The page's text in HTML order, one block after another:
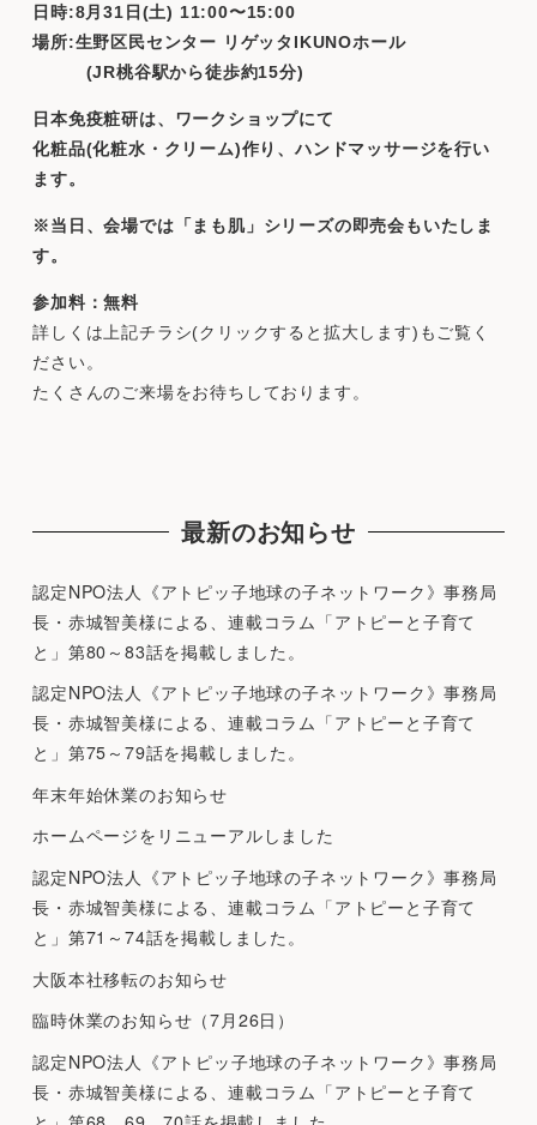
日時:8月31日(土) 11:00〜15:00
場所:生野区民センター リゲッタIKUNOホール
(JR桃谷駅から徒歩約15分)
日本免疫粧研は、ワークショップにて
化粧品(化粧水・クリーム)作り、ハンドマッサージを行い
ます。
※当日、会場では「まも肌」シリーズの即売会もいたしま
す。
参加料：無料
詳しくは上記チラシ(クリックすると拡大します)もご覧く
ださい。
たくさんのご来場をお待ちしております。
最新のお知らせ
認定NPO法人《アトピッ子地球の子ネットワーク》事務局
長・赤城智美様による、連載コラム「アトピーと子育て
と」第80～83話を掲載しました。
認定NPO法人《アトピッ子地球の子ネットワーク》事務局
長・赤城智美様による、連載コラム「アトピーと子育て
と」第75～79話を掲載しました。
年末年始休業のお知らせ
ホームページをリニューアルしました
認定NPO法人《アトピッ子地球の子ネットワーク》事務局
長・赤城智美様による、連載コラム「アトピーと子育て
と」第71～74話を掲載しました。
大阪本社移転のお知らせ
臨時休業のお知らせ（7月26日）
認定NPO法人《アトピッ子地球の子ネットワーク》事務局
長・赤城智美様による、連載コラム「アトピーと子育て